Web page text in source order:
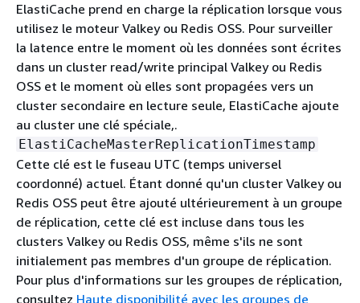
ElastiCache prend en charge la réplication lorsque vous
utilisez le moteur Valkey ou Redis OSS. Pour surveiller
la latence entre le moment où les données sont écrites
dans un cluster read/write principal Valkey ou Redis
OSS et le moment où elles sont propagées vers un
cluster secondaire en lecture seule, ElastiCache ajoute
au cluster une clé spéciale,.
ElastiCacheMasterReplicationTimestamp
Cette clé est le fuseau UTC (temps universel
coordonné) actuel. Étant donné qu'un cluster Valkey ou
Redis OSS peut être ajouté ultérieurement à un groupe
de réplication, cette clé est incluse dans tous les
clusters Valkey ou Redis OSS, même s'ils ne sont
initialement pas membres d'un groupe de réplication.
Pour plus d'informations sur les groupes de réplication,
consultez Haute disponibilité avec les groupes de